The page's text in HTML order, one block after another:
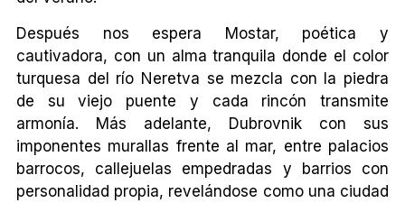
Después nos espera Mostar, poética y
cautivadora, con un alma tranquila donde el color
turquesa del río Neretva se mezcla con la piedra
de su viejo puente y cada rincón transmite
armonía. Más adelante, Dubrovnik con sus
imponentes murallas frente al mar, entre palacios
barrocos, callejuelas empedradas y barrios con
personalidad propia, revelándose como una ciudad